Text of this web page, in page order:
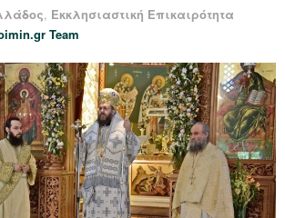
, Εκκλησιαστική Επικαιρότητα
Team